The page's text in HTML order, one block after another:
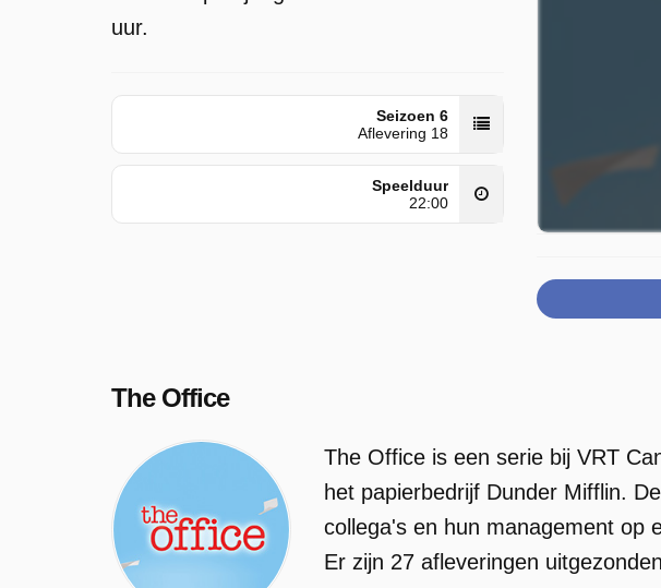
uur.
Seizoen 6
Aflevering 18
Speelduur
22:00
The Office
The Office is een serie bij VRT
het papierbedrijf Dunder Mifflin.
collega's en hun management op
Er zijn 27 afleveringen